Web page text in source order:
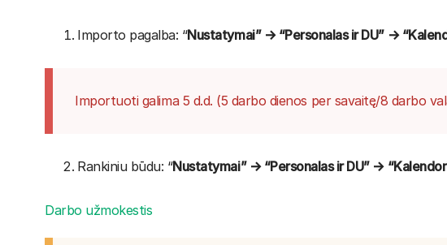
Importo pagalba: “Nustatymai” → “Personalas ir DU” →
Importuoti galima 5 d.d. (5 darbo dienos per savaitę/8 darbo
Rankiniu būdu: “Nustatymai” → “Personalas ir DU” →
Darbo užmokestis